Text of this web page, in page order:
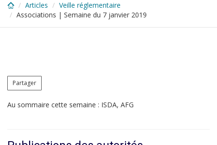
Articles
Veille réglementaire
Associations | Semaine du 7 janvier 2019
Partager
Au sommaire cette semaine : ISDA, AFG